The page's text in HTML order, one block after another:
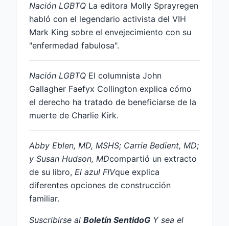
Nación LGBTQ La editora Molly Sprayregen
habló con el legendario activista del VIH
Mark King sobre el envejecimiento con su
"enfermedad fabulosa".
Nación LGBTQ El columnista John
Gallagher Faefyx Collington explica cómo
el derecho ha tratado de beneficiarse de la
muerte de Charlie Kirk.
Abby Eblen, MD, MSHS; Carrie Bedient, MD;
y Susan Hudson, MDcompartió un extracto
de su libro, El azul FIVque explica
diferentes opciones de construcción
familiar.
Suscribirse al Boletín SentidoG Y sea el